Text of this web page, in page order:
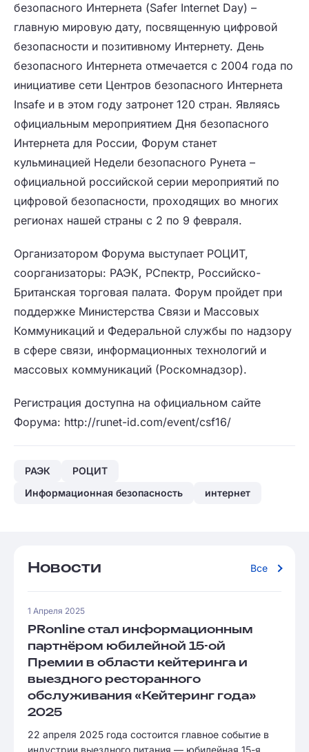
безопасного Интернета (Safer Internet Day) –
главную мировую дату, посвященную цифровой
безопасности и позитивному Интернету. День
безопасного Интернета отмечается с 2004 года по
инициативе сети Центров безопасного Интернета
Insafe и в этом году затронет 120 стран. Являясь
официальным мероприятием Дня безопасного
Интернета для России, Форум станет
кульминацией Недели безопасного Рунета –
официальной российской серии мероприятий по
цифровой безопасности, проходящих во многих
регионах нашей страны с 2 по 9 февраля.
Организатором Форума выступает РОЦИТ,
соорганизаторы: РАЭК, РСпектр, Российско-
Британская торговая палата. Форум пройдет при
поддержке Министерства Связи и Массовых
Коммуникаций и Федеральной службы по надзору
в сфере связи, информационных технологий и
массовых коммуникаций (Роскомнадзор).
Регистрация доступна на официальном сайте
Форума: http://runet-id.com/event/csf16/
РАЭК
РОЦИТ
Информационная безопасность
интернет
Новости Все
1 Апреля 2025
PRonline стал информационным
партнёром юбилейной 15-ой
Премии в области кейтеринга и
выездного ресторанного
обслуживания «Кейтеринг года»
2025
22 апреля 2025 года состоится главное событие в
индустрии выездного питания — юбилейная 15-я